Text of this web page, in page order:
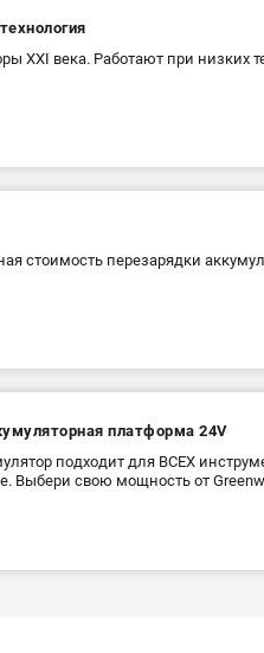
XXI века. Работают при низких
стоимость перезарядки
платформа 24V
подходит для ВСЕХ
Выбери свою мощность от